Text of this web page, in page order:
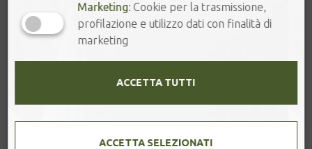
Marketing: Cookie per la trasmissione,
profilazione e utilizzo dati con finalità di
marketing
ACCETTA TUTTI
ACCETTA SELEZIONATI